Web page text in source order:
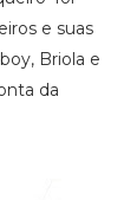
e suas
Briola e
da